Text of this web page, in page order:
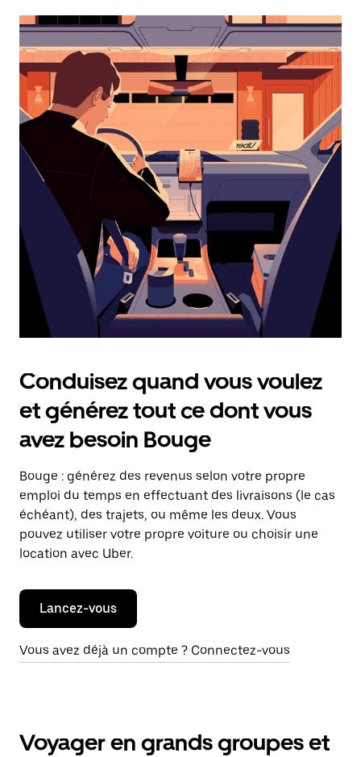
bas
ouvrir
le
calendrier
sélectionner
une
date.
Appuyez
sur
touche
pour
fermer
le
calendrier.
Conduisez quand vous voulez
et générez tout ce dont vous
avez besoin Bouge
Bouge : générez des revenus selon votre propre
emploi du temps en effectuant des livraisons (le cas
échéant), des trajets, ou même les deux. Vous
pouvez utiliser votre propre voiture ou choisir une
location avec Uber.
Lancez-vous
Vous avez déjà un compte ? Connectez-vous
Voyager en grands groupes et